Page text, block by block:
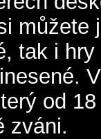
můžete
tak i
od
zváni.